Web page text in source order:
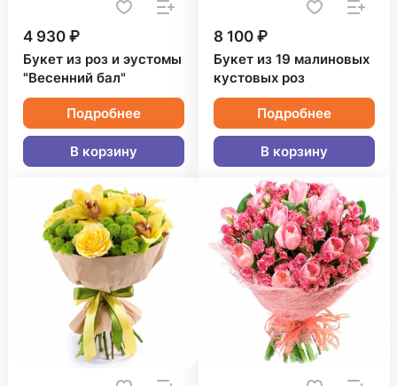
4 930 ₽
Букет из роз и эустомы
"Весенний бал"
Подробнее
В корзину
8 100 ₽
Букет из 19 малиновых
кустовых роз
Подробнее
В корзину